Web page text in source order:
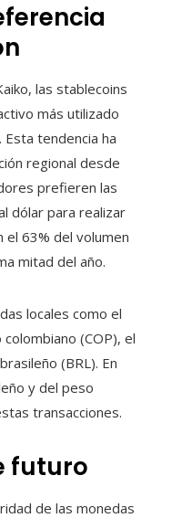
las stablecoins
más utilizado
tendencia ha
regional desde
prefieren las
dólar para realizar
63% del volumen
mitad del año.
locales como el
(COP), el
(BRL). En
y del peso
transacciones.
futuro
de las monedas